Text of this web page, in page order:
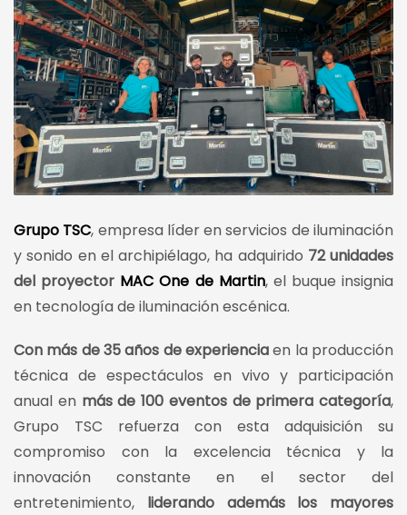
Grupo TSC, empresa líder en servicios de iluminación
y sonido en el archipiélago, ha adquirido 72 unidades
del proyector MAC One de Martin, el buque insignia
en tecnología de iluminación escénica.
Con más de 35 años de experienciaen la producción
técnica de espectáculos en vivo y participación
anual en más de 100 eventos de primera categoría,
Grupo TSC refuerza con esta adquisición su
compromiso con la excelencia técnica y la
innovación constante en el sector del
entretenimiento, liderando además los mayores